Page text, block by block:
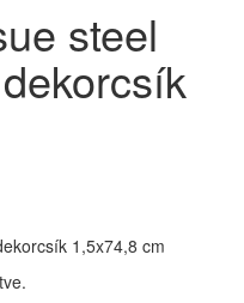
steel
1,5x74,8 cm